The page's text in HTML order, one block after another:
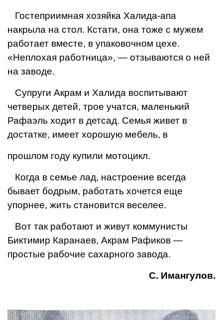
Гостеприимная хозяйка Халида-апа
накрыла на стол. Кстати, она тоже с му­жем
работает вместе, в упа­ковочном цехе.
«Неплохая работница», — отзываются о ней
на заводе.
Супруги Акрам и Халида воспитывают
четверых де­тей, трое учатся, маленький
Рафаэль ходит в детсад. Семья живет в
достатке, имеет хорошую мебель, в
прошлом году купили мо­тоцикл.
Когда в семье лад, настро­ение всегда
бывает бодрым, работать хочется еще
упорнее, жить становится веселее.
Вот так работают и жи­вут коммунисты
Биктимир Каранаев, Акрам Рафиков —
простые рабочие сахарного завода.
С. Имангулов.